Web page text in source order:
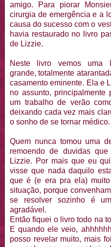
amigo. Para piorar
cirurgia de emergência e a
causa do sucesso com o
havia restaurado no livro
de Lizzie.
Neste livro vemos uma
grande, totalmente
casamento eminente. Ela e
no assunto, principalmente
um trabalho de verão
deixando cada vez mais
o sonho de se tornar médico.
Quem nunca tomou uma
remoendo de duvidas
Lizzie. Por mais que eu
visse que nada daquilo
que é (e era pra ela)
situação, porque
se resolver sozinho é
agradável.
Então fiquei o livro todo na
E quando ele veio,
posso revelar muito, mais